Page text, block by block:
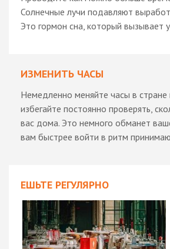
Солнечные лучи подавляют
Это гормон сна, который вызывает
ИЗМЕНИТЬ ЧАСЫ
Немедленно меняйте часы в стране
избегайте постоянно проверять,
вас дома. Это немного обманет
вам быстрее войти в ритм
ЕШЬТЕ РЕГУЛЯРНО